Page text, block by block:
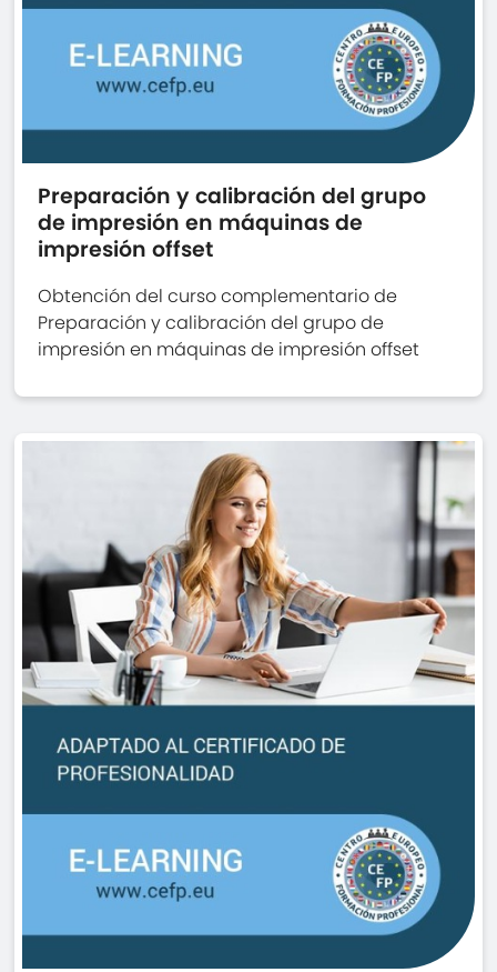
Preparación y calibración del grupo
de impresión en máquinas de
impresión offset
Obtención del curso complementario de
Preparación y calibración del grupo de
impresión en máquinas de impresión offset